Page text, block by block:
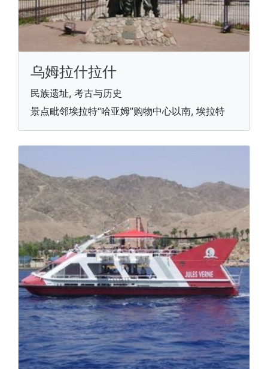
乌姆拉什拉什
民族遗址, 考古与历史
景点毗邻埃拉特“哈亚姆”购物中心以南, 埃拉特